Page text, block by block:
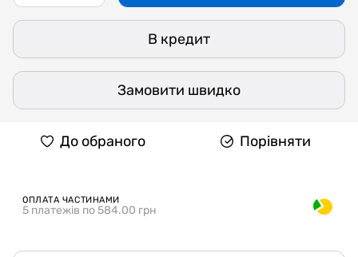
В кредит
Замовити швидко
До обраного Порівняти
ОПЛАТА ЧАСТИНАМИ
5 платежів по 584.00 грн